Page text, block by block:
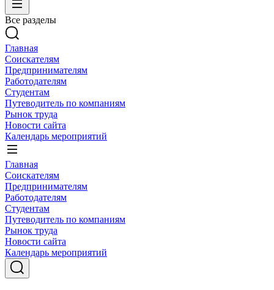
Все разделы
Главная
Соискателям
Предпринимателям
Работодателям
Студентам
Путеводитель по компаниям
Рынок труда
Новости сайта
Календарь мероприятий
Главная
Соискателям
Предпринимателям
Работодателям
Студентам
Путеводитель по компаниям
Рынок труда
Новости сайта
Календарь мероприятий